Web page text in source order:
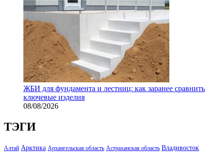
ЖБИ для фундамента и лестниц: как заранее сравнить
ключевые изделия
08/08/2026
ТЭГИ
Алтай Арктика Архангельская область Астраханская область Владивосток